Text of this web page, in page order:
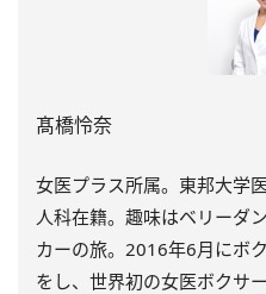
髙橋怜奈
女医プラス所属。東邦大学
人科在籍。趣味はベリーダ
カーの旅。2016年6月にボ
をし、世界初の女医ボクサ